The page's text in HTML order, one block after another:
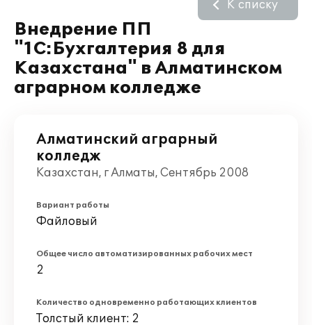
Внедрение ПП
"1С:Бухгалтерия 8 для
Казахстана" в Алматинском
аграрном колледже
К списку
Алматинский аграрный
колледж
Казахстан, г Алматы, Сентябрь 2008
Вариант работы
Файловый
Общее число автоматизированных рабочих мест
2
Количество одновременно работающих клиентов
Толстый клиент: 2